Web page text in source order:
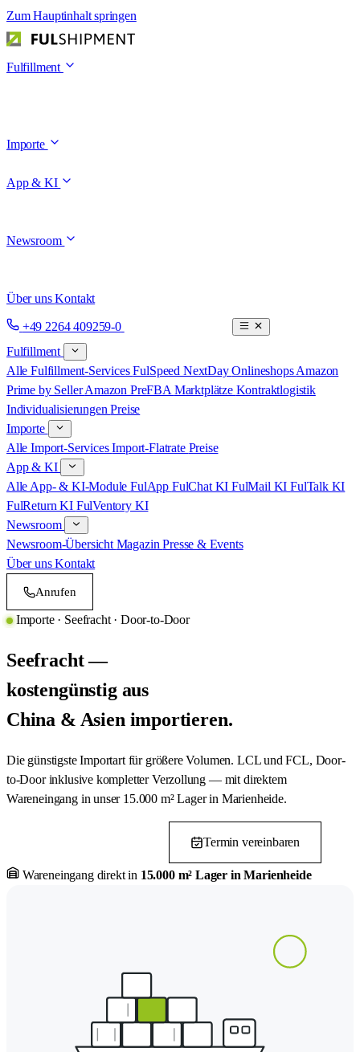
Zum Hauptinhalt springen
Fulfillment
Importe
App & KI
Newsroom
Über unsKontakt
+49 2264 409259-0
Fulfillment
Alle Fulfillment-ServicesFulSpeed NextDayOnlineshopsAmazon
Prime by SellerAmazon PreFBA Marktplätze Kontraktlogistik
IndividualisierungenPreise
Importe
Alle Import-ServicesImport-Flatrate Preise
App & KI
Alle App- & KI-ModuleFulApp FulChat KI FulMail KIFulTalk KI
FulReturn KI FulVentory KI
Newsroom
Newsroom-Übersicht MagazinPresse & Events
Über unsKontakt
Anrufen
Importe · Seefracht · Door-to-Door
Seefracht —
kostengünstig aus
China & Asien importieren.
Die günstigste Importart für größere Volumen. LCL und FCL, Door-
to-Door inklusive kompletter Verzollung — mit direktem
Wareneingang in unser 15.000 m² Lager in Marienheide.
Termin vereinbaren
Wareneingang direkt in 15.000 m² Lager in Marienheide